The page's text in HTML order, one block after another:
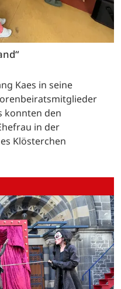
Kaes in seine
konnten den
in der
Klösterchen